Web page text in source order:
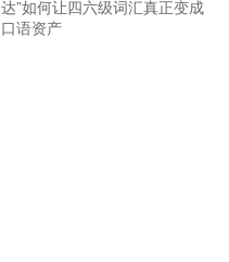
达”如何让四六级词汇真正变成
口语资产